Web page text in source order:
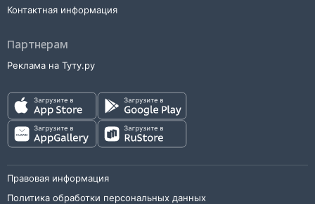
Контактная информация
Партнерам
Реклама на Туту.ру
Правовая информация
Политика обработки персональных данных